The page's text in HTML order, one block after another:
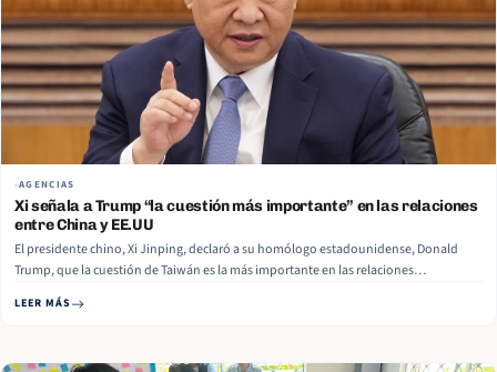
AGENCIAS
Xi señala a Trump “la cuestión más importante” en las relaciones
entre China y EE.UU
El presidente chino, Xi Jinping, declaró a su homólogo estadounidense, Donald
Trump, que la cuestión de Taiwán es la más importante en las relaciones
defender su soberanía nacional y su integridad territorial. Nunca permitirá que
LEER MÁS